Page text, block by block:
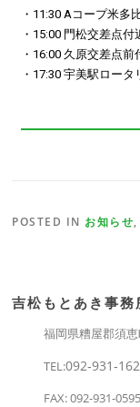
・11:30 Aコープ米多
・15:00 門松交差点付
・16:00 久原交差点前
・17:30 宇美駅ロータ
POSTED IN お知らせ
吉松もとあき事務
福岡県糟屋郡須
TEL:
FAX: 092-931-0595